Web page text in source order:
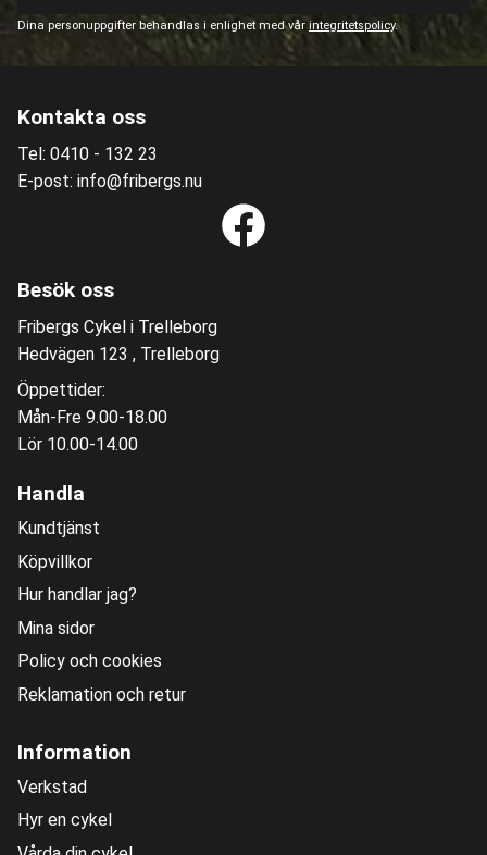
Dina personuppgifter behandlas i enlighet med vår integritetspolicy.
Kontakta oss
Tel: 0410 - 132 23
E-post: info@fribergs.nu
Besök oss
Fribergs Cykel i Trelleborg
Hedvägen 123 , Trelleborg
Öppettider:
Mån-Fre 9.00-18.00
Lör 10.00-14.00
Handla
Kundtjänst
Köpvillkor
Hur handlar jag?
Mina sidor
Policy och cookies
Reklamation och retur
Information
Verkstad
Hyr en cykel